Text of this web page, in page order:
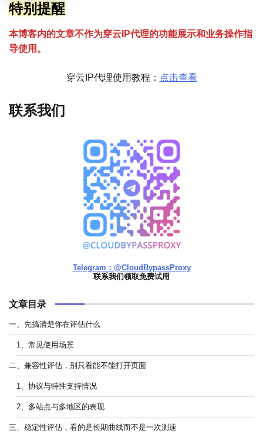
特别提醒
本博客内的文章不作为穿云 P代理的功能展示和业务操作指
导使用。
穿云IP代理使用教程： 点击查看
联系我们
Telegram：@CloudBypassProxy
联系我们领取免费试用
文章目录
一、先搞清楚你在评估什么
1、常见使用场景
二、兼容性评估，别只看能不能打开页面
1、协议与特性支持情况
2、多站点与多地区的表现
三、稳定性评估，看的是长期曲线而不是一次测速